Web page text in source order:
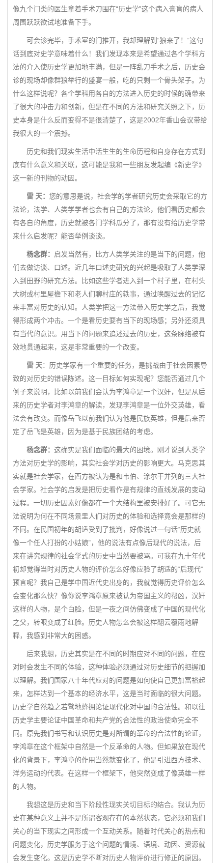
像九个门类的医生拿着手术刀围在“历史学”这个病入膏肓的病人
周围跃跃欲试地准备下手。
可会诊完毕，手术室的门推开，我却理解到“狼来了！”这句
话到底对史学意味着什么！我们发现本来是希望通过各个学科方
法的介入使历史学更加地丰满，但是一阵乱刀手术之后，历史会
诊的现场却像群狼举行的盛宴一般，吃的只剩一个骨头架子。为
什么这样说呢？各个学科用各自的方法进入历史的时候的确带来
了很大的冲击力和创新，但是在不同的方法和研究关照之下，历
史本身是什么反而变得不是很清楚了，这是2002年香山会议带给
我很大的一个震撼。
历史和我们现实生活中活生生的生命历程和自身存在方式到
底有什么意义和关联，这可能是我和一些朋友发起编《新史学》
这一新的刊物的动因。
雷 天： 您的意思是说，社会学的学者研究历史会采取它的方
法论，法学、人类学学者也会有自己的方法论，他们看历史都会
有各自的角度，历史就被各门学科瓜分了，那有没有给历史学带
来什么启发呢？能否举例谈谈。
杨念群： 启发当然有，比方人类学关注的是当下的问题，他
们去做访谈、口述。近几年口述史研究的兴起是吸取了人类学深
入到田野的研究方法。比如这些学者进入到一个村子里，在村头
大树或村里屋檐下和老人们聊村庄的轶事，通过唤醒过去的记忆
来丰富对历史的认知。人类学把这一方法带入历史学之后，我觉
得形成两个冲击。一个是看历史要有当下的现场感；另外还须具
有当代的意识。用当下的问题来追述过去的历史，这条脉络被有
效地贯通起来，这是非常重要的一个改变。
雷 天：历史学家有一个重要的任务，是挑战由于社会因素导
致的对历史的错误陈述。这一目标如何实现呢？您能否通过几个
例子来说明，比如以前我们会认为李鸿章是一个汉奸，但是从后
来的历史学者对李鸿章的解读，发现李鸿章是一位外交英雄，看
法会有改变。而像岳飞以前我们认为他是民族英雄，但是后来否
定了岳飞是英雄，因为是基于民族团结的考虑。
杨念群： 这确实是我们面临的最大的困境。刚才说到人类学
方法对历史学的影响，其实社会学对历史的影响更大。马克思其
实就是社会学家，在西方被认为是和韦伯、涂尔干并列的三大社
会学家。社会学的启发是把历史看作是有规律的直线发展的变动
过程。一切历史因素好像都在一个大结构里被安排好了。可它无
法说明为何在不同场景里人们对历史的体验和选择竟会是那样的
不同。在民国初年的胡适受到了批判，好像说过一句话“历史就
像一个任人打扮的小姑娘”，他的说法有点像后现代的说法，后
来在讲究规律的社会学式的历史中当然要被骂。可我在九十年代
初却觉得当时对历史人物的评价怎么好像应验了胡适的“后现代”
预言呢？我自己是学中国近代史出身的，我就觉得历史评价怎么
会变化那么快？像你说李鸿章原来被认为帝国主义的帮凶，汉奸
这样的人物，是个白脸，但是一夜之间仿佛变成了中国的现代化
之父，转眼变成了红脸。历史人物怎么会被这样翻云覆雨地解
释，我感到非常大的困惑。
后来我想，历史其实是在不同的时期应对不同的问题，在应
对时会发生不同的体验，这种体验必须通过对历史细节的把握加
以理解。我们国家八十年代应对的问题是如何使自己更加富裕起
来，怎样达到一个基本的经济水平，这是当时面临的很大问题。
历史学自然趋之若鹜地蜂拥论证现代化对中国的合法性。和以往
历史学主要论证中国革命和共产党的合法性的政治使命完全不
同。原先我们书写和认识历史是对所谓的革命的合法性的论证，
李鸿章在这个框架中自然是一个反革命的人物。但如果放在现代
化的背景下，李鸿章的作用当然就变化了，他是引进西方技术、
洋务运动的代表。在这样一个框架下，他突然变成了像英雄一样
的人物。
我想这是历史和当下阶段性现实关切目标的结合。我认为历
史在某种意义上并不是所谓客观存在的本然状态，它必须和我们
关心的当下现实之间形成一个互动关系。随着时代关心的热点和
问题变化，历史学服务于这个问题的情境、语境、动因、资源就
会发生变化。这是历史学不断对历史人物评价进行修正的原因。